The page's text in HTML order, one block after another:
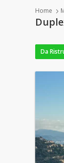
Home
Da